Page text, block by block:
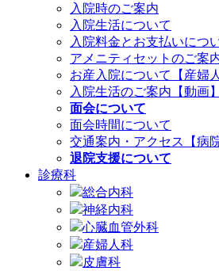
入院時のご案内
入院生活について
入院料金とお支払いにつ
アメニティセットのご案
お産入院について【産婦
入院生活のご案内【動画】
面会について
面会時間について
交通案内・アクセス【病
退院支援について
診療科
総合内科
神経内科
心臓血管外科
産婦人科
皮膚科